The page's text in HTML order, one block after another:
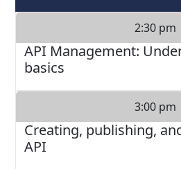
2:30 pm
API Management:
basics
3:00 pm
Creating, publishing,
API